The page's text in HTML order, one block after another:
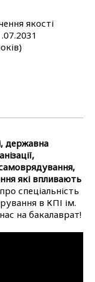
якості
державна
які впливають
спеціальність
в КПІ ім.
на бакалаврат!